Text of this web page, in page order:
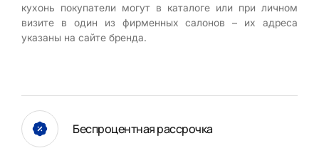
кухонь покупатели могут в каталоге или при личном
визите в один из фирменных салонов – их адреса
указаны на сайте бренда.
Беспроцентная рассрочка